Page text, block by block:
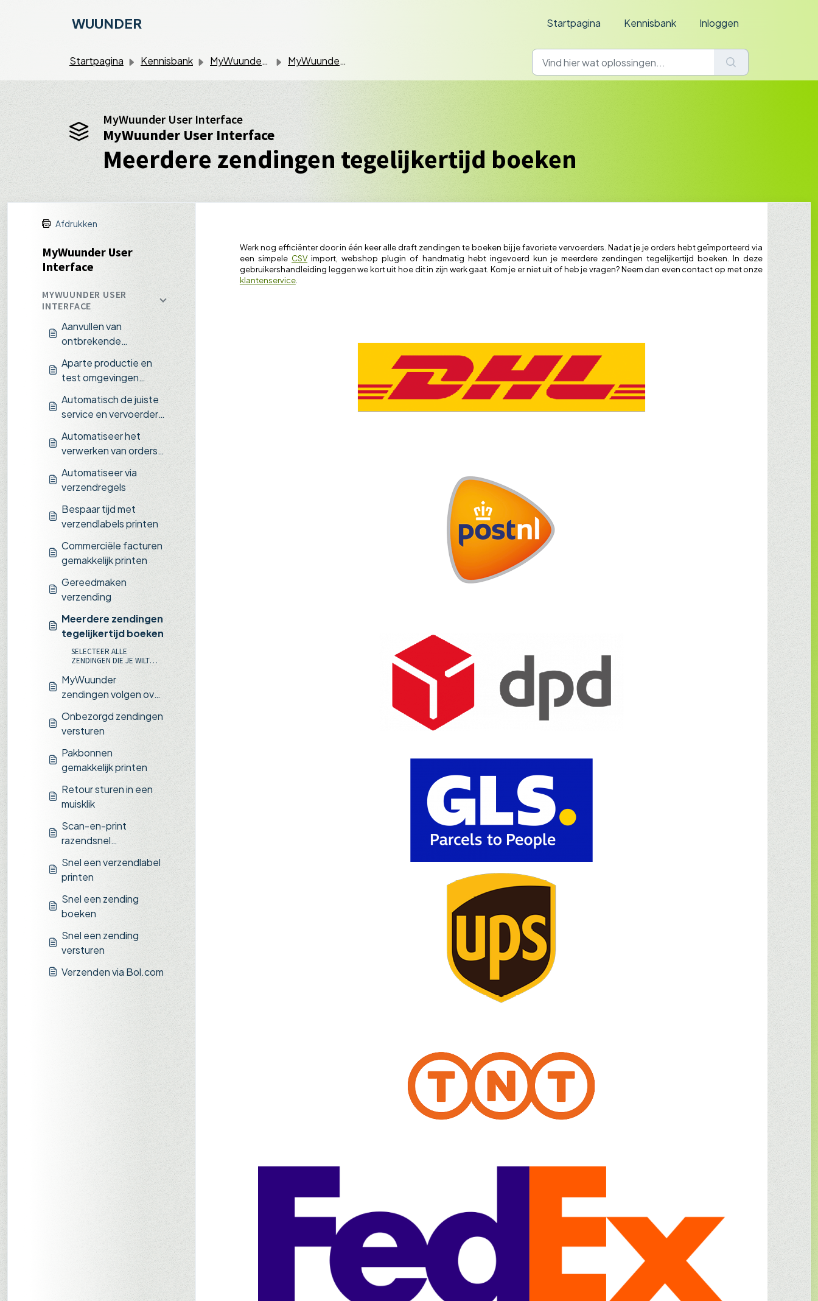
WUUNDER Startpagina Kennisbank Inloggen
Startpagina Kennisbank MyWuunder User Interface MyWuunder User Interface
MyWuunder User Interface
MyWuunder User Interface
Meerdere zendingen tegelijkertijd boeken
Afdrukken
MyWuunder User
Interface
MYWUUNDER USER
INTERFACE
Aanvullen van
ontbrekende
Aparte productie en
test omgevingen
Automatisch de juiste
service en vervoerder
Automatiseer het
verwerken van orders
Automatiseer via
verzendregels
Bespaar tijd met
verzendlabels printen
Commerciële facturen
gemakkelijk printen
Gereedmaken
verzending
Meerdere zendingen
tegelijkertijd boeken
SELECTEER ALLE
ZENDINGEN DIE JE WILT
MyWuunder
zendingen volgen over
Onbezorgd zendingen
versturen
Pakbonnen
gemakkelijk printen
Retour sturen in een
muisklik
Scan-en-print
razendsnel
Snel een verzendlabel
printen
Snel een zending
boeken
Snel een zending
versturen
Verzenden via Bol.com
Werk nog efficiënter door in één keer alle draft zendingen te boeken bij je favoriete vervoerders. Nadat je je orders hebt geïmporteerd via
een simpele CSVimport, webshop plugin of handmatig hebt ingevoerd kun je meerdere zendingen tegelijkertijd boeken. In deze
gebruikershandleiding leggen we kort uit hoe dit in zijn werk gaat. Kom je er niet uit of heb je vragen? Neem dan even contact op met onze
klantenservice.